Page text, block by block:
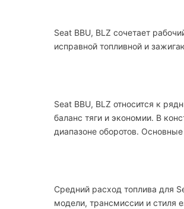
Seat BBU, BLZ сочетает
исправной топливной и
Seat BBU, BLZ относится к
баланс тяги и экономии. В
диапазоне оборотов.
Средний расход топлива для
модели, трансмиссии и стиля